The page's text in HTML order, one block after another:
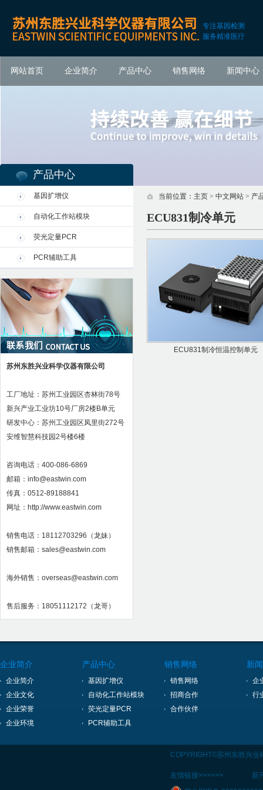
专注基因检测
服务精准医疗
网站首页 企业简介 产品中心 销售网络 新闻中心
产品中心
基因扩增仪
自动化工作站模块
荧光定量PCR
PCR辅助工具
苏州东胜兴业科学仪器有限公司
工厂地址：苏州工业园区杏林街78号
新兴产业工业坊10号厂房2楼B单元
研发中心：苏州工业园区凤里街272号
安维智慧科技园2号楼6楼
咨询电话：400-086-6869
邮箱：info@eastwin.com
传真：0512-89188841
网址：http://www.eastwin.com
销售电话：18112703296（龙妹）
销售邮箱：sales@eastwin.com
海外销售：overseas@eastwin.com
售后服务：18051112172（龙哥）
当前位置： 主页 > 中文网站 > 产
ECU831制冷单元
ECU831制冷恒温控制单元
企业简介
企业简介
企业文化
企业荣誉
企业环境
产品中心
基因扩增仪
自动化工作站模块
荧光定量PCR
PCR辅助工具
销售网络
销售网络
招商合作
合作伙伴
新
企
行
COPYRIGHT©苏州东胜兴业
新
友情链接>>>>>>